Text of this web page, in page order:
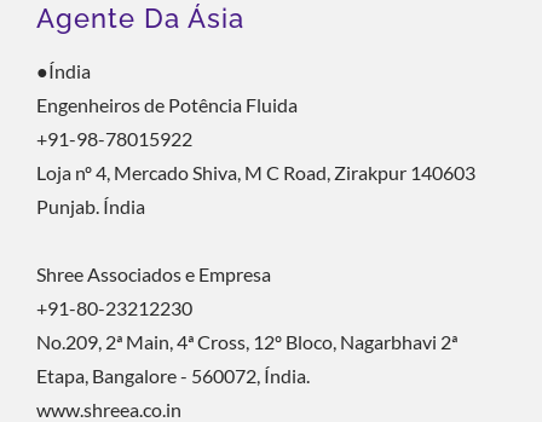
Agente Da Ásia
●Índia
Engenheiros de Potência Fluida
+91-98-78015922
Loja nº 4, Mercado Shiva, M C Road, Zirakpur 140603
Punjab. Índia
Shree Associados e Empresa
+91-80-23212230
No.209, 2ª Main, 4ª Cross, 12º Bloco, Nagarbhavi 2ª
Etapa, Bangalore - 560072, Índia.
www.shreea.co.in